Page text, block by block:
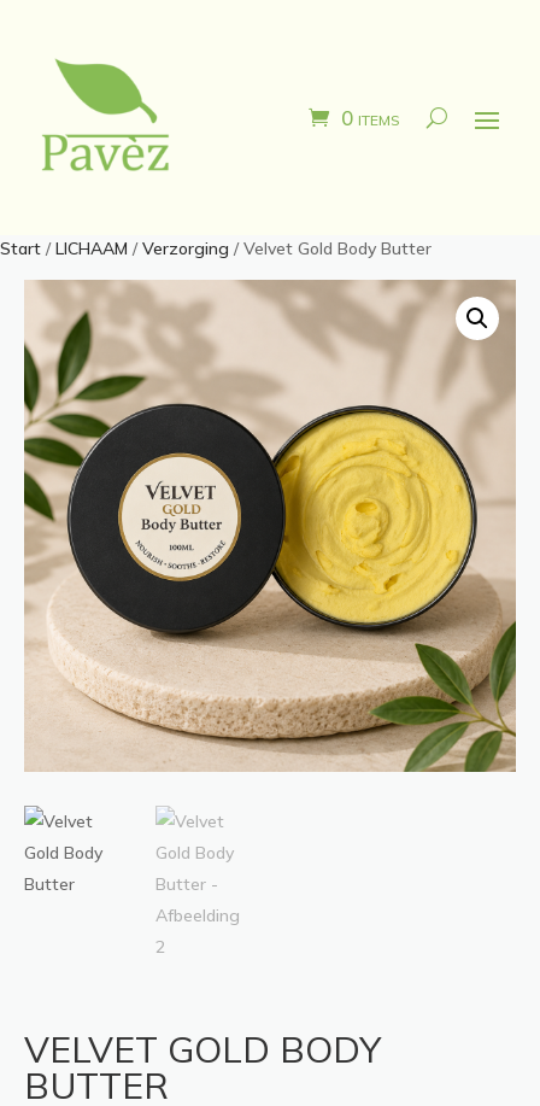
0 items
Start /LICHAAM /Verzorging / Velvet Gold Body Butter
VELVET GOLD BODY
BUTTER